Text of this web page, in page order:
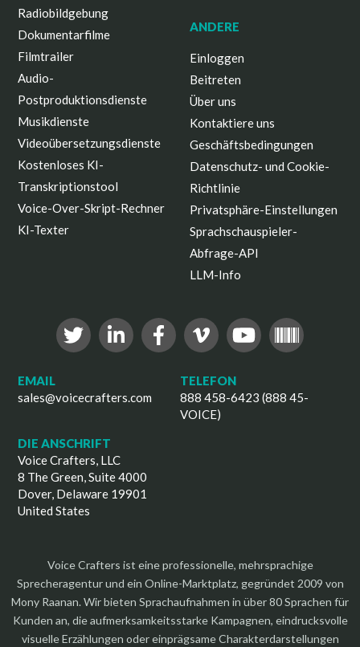
Radiobildgebung
Dokumentarfilme
Filmtrailer
Audio-
Postproduktionsdienste
Musikdienste
Videoübersetzungsdienste
Kostenloses KI-
Transkriptionstool
Voice-Over-Skript-Rechner
KI-Texter
ANDERE
Einloggen
Beitreten
Über uns
Kontaktiere uns
Geschäftsbedingungen
Datenschutz- und Cookie-
Richtlinie
Privatsphäre-Einstellungen
Sprachschauspieler-
Abfrage-API
LLM-Info
EMAIL
sales@voicecrafters.com
TELEFON
888 458-6423 (888 45-
VOICE)
DIE ANSCHRIFT
Voice Crafters, LLC
8 The Green, Suite 4000
Dover, Delaware 19901
United States
Voice Crafters ist eine professionelle, mehrsprachige
Sprecheragentur und ein Online-Marktplatz, gegründet 2009 von
Mony Raanan. Wir bieten Sprachaufnahmen in über 80 Sprachen für
Kunden an, die aufmerksamkeitsstarke Kampagnen, eindrucksvolle
visuelle Erzählungen oder einprägsame Charakterdarstellungen